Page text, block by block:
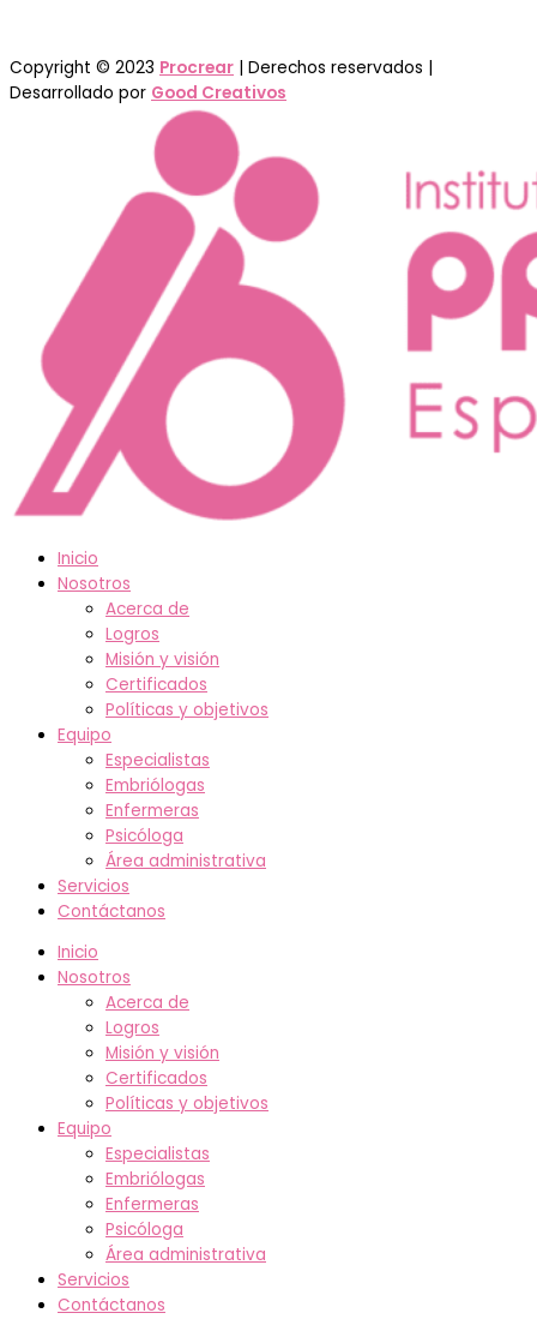
Copyright © 2023 Procrear | Derechos reservados |
Desarrollado por Good Creativos
Inicio
Nosotros
Acerca de
Logros
Misión y visión
Certificados
Políticas y objetivos
Equipo
Especialistas
Embriólogas
Enfermeras
Psicóloga
Área administrativa
Servicios
Contáctanos
Inicio
Nosotros
Acerca de
Logros
Misión y visión
Certificados
Políticas y objetivos
Equipo
Especialistas
Embriólogas
Enfermeras
Psicóloga
Área administrativa
Servicios
Contáctanos